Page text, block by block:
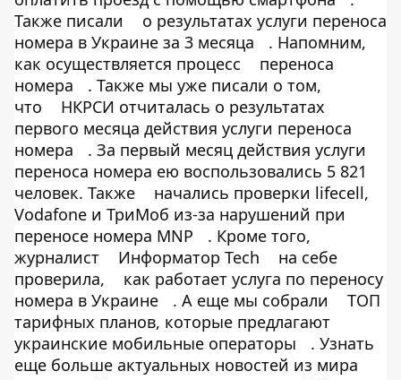
Также писали
о результатах услуги переноса
номера в Украине за 3 месяца
. Напомним,
как осуществляется процесс
переноса
номера
. Также мы уже писали о том,
что
НКРСИ отчиталась о результатах
первого месяца действия услуги переноса
номера
. За первый месяц действия услуги
переноса номера ею воспользовались 5 821
человек. Также
начались проверки lifecell,
Vodafone и ТриМоб из-за нарушений при
переносе номера MNP
. Кроме того,
журналист
Информатор Tech
на себе
проверила,
как работает услуга по переносу
номера в Украине
. А еще мы собрали
ТОП
тарифных планов, которые предлагают
украинские мобильные операторы
. Узнать
еще больше актуальных новостей из мира